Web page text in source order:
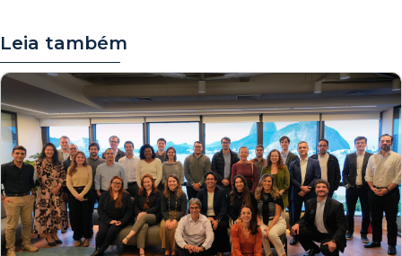
Leia também